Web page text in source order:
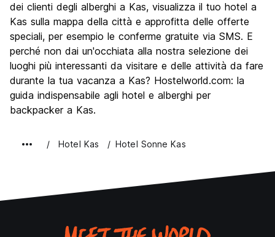
Festa / Vita notturna
7.0
Qualita' Prezzo
8.4
dei clienti degli alberghi a Kas, visualizza il tuo hotel a
Kas sulla mappa della città e approfitta delle offerte
speciali, per esempio le conferme gratuite via SMS. E
perché non dai un'occhiata alla nostra selezione dei
luoghi più interessanti da visitare e delle attività da fare
durante la tua vacanza a Kas? Hostelworld.com: la
guida indispensabile agli hotel e alberghi per
backpacker a Kas.
Hotel Kas Hotel Sonne Kas